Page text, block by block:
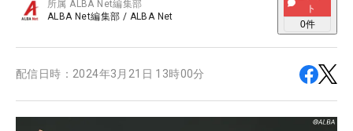
所属ALBA Net編集部
ALBA Net編集部 / ALBA Net
ト
0件
配信日時： 2024年3月21日 13時00分